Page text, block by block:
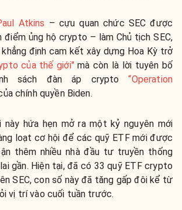
Atkins – cựu quan chức SEC được
điểm ủng hộ crypto – làm Chủ tịch SEC,
định cam kết xây dựng Hoa Kỳ trở
của thế giới"mà còn là lời tuyên bố
sách đàn áp crypto“Operation
chính quyền Biden.
này hứa hẹn mở ra một kỷ nguyên mới
loạt cơ hội để các quỹ ETF mới được
thêm nhiều nhà đầu tư truyền thống
gần. Hiện tại, đã có 33 quỹ ETF crypto
SEC, con số này đã tăng gấp đôi kể từ
vị trí vào cuối tuần trước.